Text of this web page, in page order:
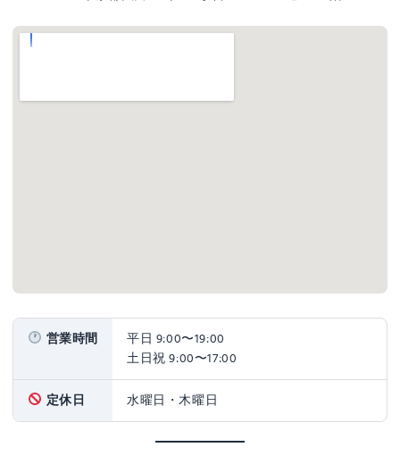
営業時間
平日 9:00〜19:00
土日祝 9:00〜17:00
定休日 水曜日・木曜日